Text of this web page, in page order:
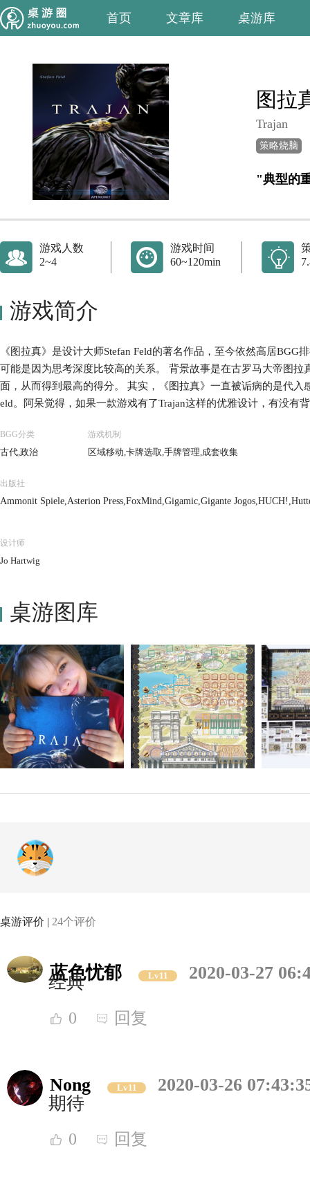
首页 文章库 桌游库
图拉
Trajan
策略烧脑
"典型的
游戏人数
2~4
游戏时间
60~120min
游戏简介
《图拉真》是设计大师Stefan Feld的著名作品，至今依然高居
可能是因为思考深度比较高的关系。 背景故事是在古罗马大帝图
面，从而得到最高的得分。 其实，《图拉真》一直被诟病的是代入
eld。阿呆觉得，如果一款游戏有了Trajan这样的优雅设计，有没有
风格，把这一特点演绎到了极致。玩家间的互动并不算多，但是如
开始，你就得判断思考最适合你的发展，而同时关注对手的动向。
BGG分类
古代,政治
游戏机制
区域移动,卡牌选取,手牌管理,成套收集
出版社
Ammonit Spiele,Asterion Press,FoxMind,Gigamic,Gigante
设计师
Jo Hartwig
桌游图库
桌游评价 | 24个评价
蓝色忧郁 Lv11 2020-03-27
经典
0 回复
Nong Lv11
2020-03-26
期待
0 回复